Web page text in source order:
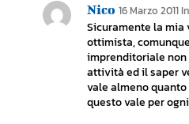
Nico 16 Marzo 2011
Sicuramente la
ottimista,
imprenditoriale
attività ed il saper
vale almeno
questo vale per